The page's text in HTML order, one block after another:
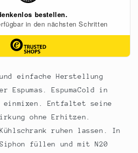
einfache Herstellung
EspumaCold in
Entfaltet seine
ohne Erhitzen.
ruhen lassen. In
füllen und mit N20